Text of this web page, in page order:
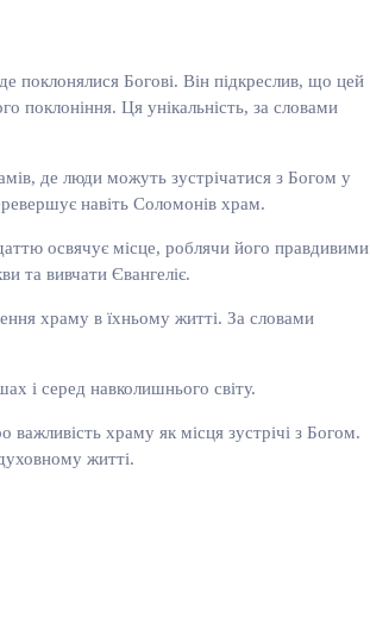
поклонялися Богові. Він підкреслив, що цей
поклоніння. Ця унікальність, за словами
де люди можуть зустрічатися з Богом у
навіть Соломонів храм.
освячує місце, роблячи його правдивими
та вивчати Євангеліє.
храму в їхньому житті. За словами
і серед навколишнього світу.
храму як місця зустрічі з Богом.
житті.